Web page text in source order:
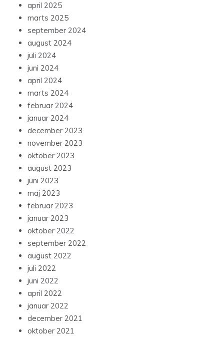
april 2025
marts 2025
september 2024
august 2024
juli 2024
juni 2024
april 2024
marts 2024
februar 2024
januar 2024
december 2023
november 2023
oktober 2023
august 2023
juni 2023
maj 2023
februar 2023
januar 2023
oktober 2022
september 2022
august 2022
juli 2022
juni 2022
april 2022
januar 2022
december 2021
oktober 2021